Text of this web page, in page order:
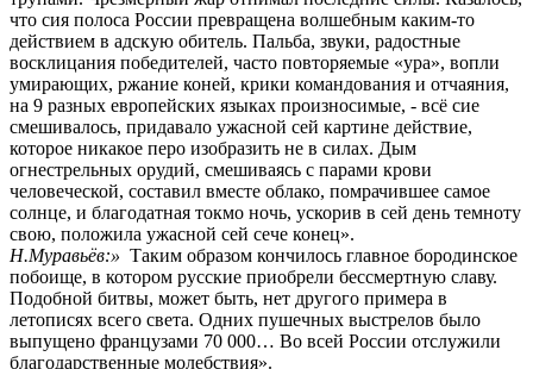
что сия полоса России превращена волшебным каким-то
действием в адскую обитель. Пальба, звуки, радостные
восклицания победителей, часто повторяемые «ура», вопли
умирающих, ржание коней, крики командования и отчаяния,
на 9 разных европейских языках произносимые, - всё сие
смешивалось, придавало ужасной сей картине действие,
которое никакое перо изобразить не в силах. Дым
огнестрельных орудий, смешиваясь с парами крови
человеческой, составил вместе облако, помрачившее самое
солнце, и благодатная токмо ночь, ускорив в сей день темноту
свою, положила ужасной сей сече конец».
Н.Муравьёв:» Таким образом кончилось главное бородинское
побоище, в котором русские приобрели бессмертную славу.
Подобной битвы, может быть, нет другого примера в
летописях всего света. Одних пушечных выстрелов было
выпущено французами 70 000… Во всей России отслужили
благодарственные молебствия».